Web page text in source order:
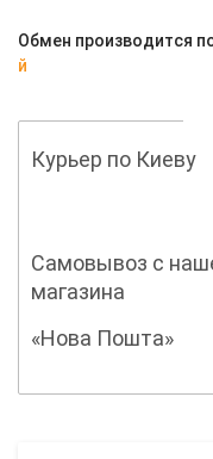
Обмен производится
й
Курьер по Киеву
Самовывоз с
магазина
«Нова Пошта»